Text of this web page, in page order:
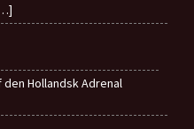
Hollandsk Adrenal